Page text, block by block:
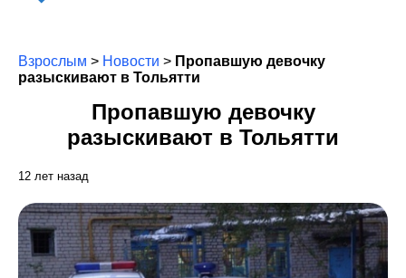
Взрослым > Новости > Пропавшую девочку
разыскивают в Тольятти
Пропавшую девочку
разыскивают в Тольятти
12 лет назад